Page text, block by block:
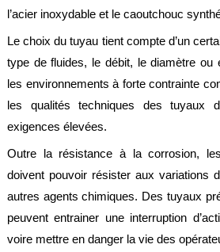
Passeport
Bureau
d'étude
Analyseur
de
métaux
Fiches
métier
Carrières
centrales
béton
l’acier inoxydable et le caoutchouc
Le choix du tuyau tient compte d’un
type de fluides, le débit, le diamètre ou
les environnements à forte contrainte
les qualités techniques des tuyaux
exigences élevées.
Outre la résistance à la corrosion,
doivent pouvoir résister aux variations
autres agents chimiques. Des tuyaux
peuvent entrainer une interruption
voire mettre en danger la vie des